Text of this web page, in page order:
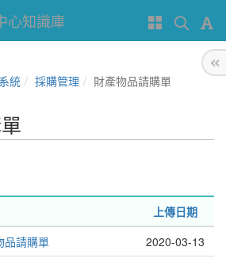
心知識庫
統 採購管理 財產物品請購單
上傳日期
品請購單
2020-03-13